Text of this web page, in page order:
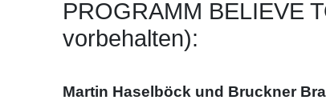
PROGRAMM BELIEVE
vorbehalten):
Martin Haselböck und Bruckner